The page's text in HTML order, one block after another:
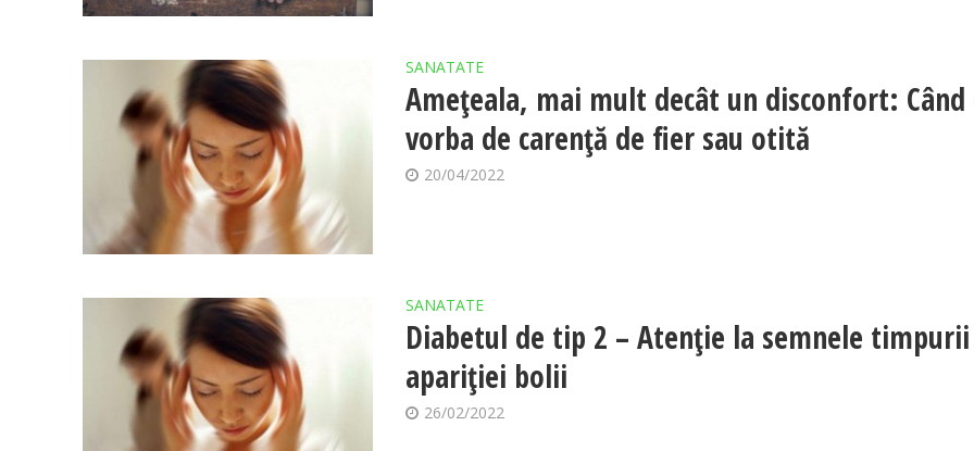
SANATATE
Amețeala, mai mult decât un disconfort: Când
vorba de carență de fier sau otită
20/04/2022
SANATATE
Diabetul de tip 2 – Atenție la semnele
apariției bolii
26/02/2022